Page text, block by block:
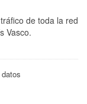
de toda la red
Vasco.